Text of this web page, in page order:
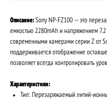
Описание:Sony NP-FZ100 — это
емкостью 2280mAh и напряжением
современными камерами серии Z от
поддерживается отображение
позволяет всегда контролировать
Характеристики:
Тип: Перезаряжаемый литий-